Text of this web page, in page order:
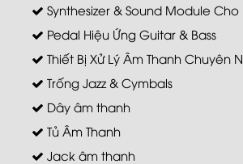
Synthesizer & Sound Module
Pedal Hiệu Ứng Guitar & Bass
Thiết Bị Xử Lý Âm Thanh Chuyên
Trống Jazz & Cymbals
Dây âm thanh
Tủ Âm Thanh
Jack âm thanh